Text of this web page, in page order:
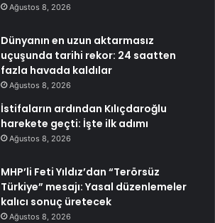
Ağustos 8, 2026
Dünyanın en uzun aktarmasız
uçuşunda tarihi rekor: 24 saatten
fazla havada kaldılar
Ağustos 8, 2026
İstifaların ardından Kılıçdaroğlu
harekete geçti: İşte ilk adımı
Ağustos 8, 2026
MHP’li Feti Yıldız’dan “Terörsüz
Türkiye” mesajı: Yasal düzenlemeler
kalıcı sonuç üretecek
Ağustos 8, 2026